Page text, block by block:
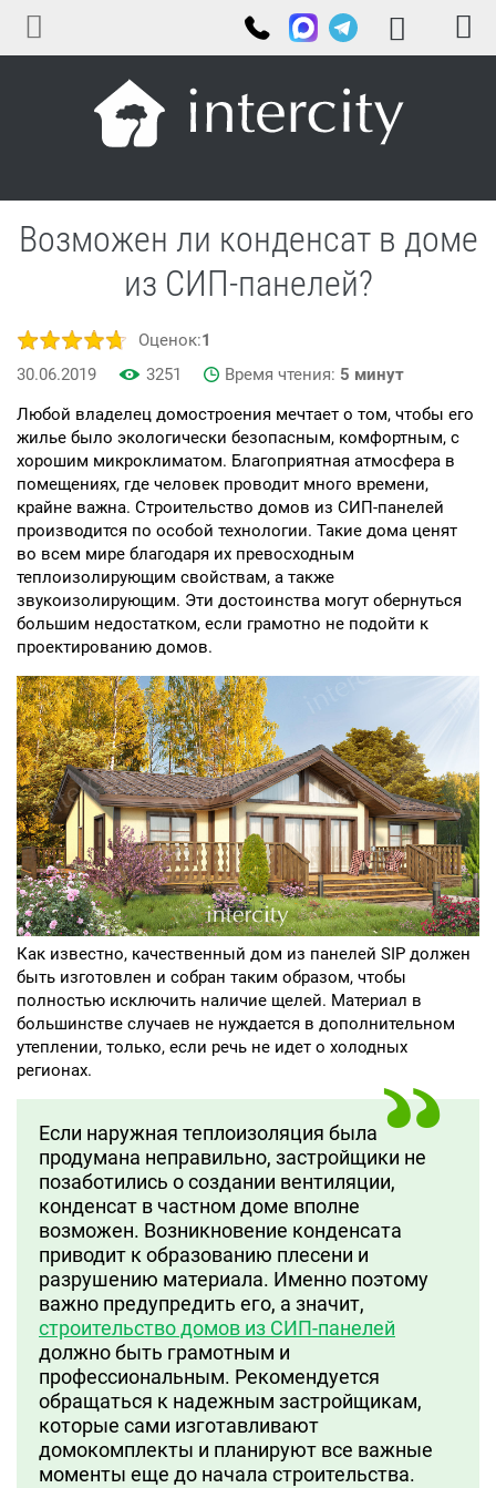
Возможен ли конденсат в доме
из СИП-панелей?
Оценок:1
30.06.2019
3251 Время чтения: 5 минут
Любой владелец домостроения мечтает о том, чтобы его
жилье было экологически безопасным, комфортным, с
хорошим микроклиматом. Благоприятная атмосфера в
помещениях, где человек проводит много времени,
крайне важна. Строительство домов из СИП-панелей
производится по особой технологии. Такие дома ценят
во всем мире благодаря их превосходным
теплоизолирующим свойствам, а также
звукоизолирующим. Эти достоинства могут обернуться
большим недостатком, если грамотно не подойти к
проектированию домов.
Как известно, качественный дом из панелей SIP должен
быть изготовлен и собран таким образом, чтобы
полностью исключить наличие щелей. Материал в
большинстве случаев не нуждается в дополнительном
утеплении, только, если речь не идет о холодных
регионах.
Если наружная теплоизоляция была
продумана неправильно, застройщики не
позаботились о создании вентиляции,
конденсат в частном доме вполне
возможен. Возникновение конденсата
приводит к образованию плесени и
разрушению материала. Именно поэтому
важно предупредить его, а значит,
строительство домов из СИП-панелей
должно быть грамотным и
профессиональным. Рекомендуется
обращаться к надежным застройщикам,
которые сами изготавливают
домокомплекты и планируют все важные
моменты еще до начала строительства.